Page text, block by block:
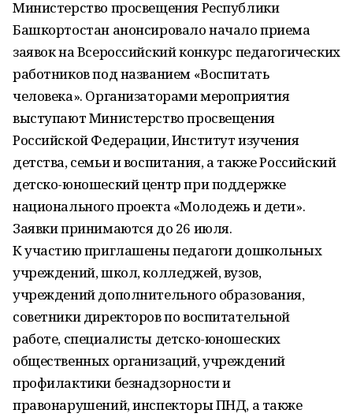
Министерство просвещения Республики
Башкортостан анонсировало начало приема
заявок на Всероссийский конкурс педагогических
работников под названием «Воспитать
человека». Организаторами мероприятия
выступают Министерство просвещения
Российской Федерации, Институт изучения
детства, семьи и воспитания, а также Российский
детско-юношеский центр при поддержке
национального проекта «Молодежь и дети».
Заявки принимаются до 26 июля.
К участию приглашены педагоги дошкольных
учреждений, школ, колледжей, вузов,
учреждений дополнительного образования,
советники директоров по воспитательной
работе, специалисты детско-юношеских
общественных организаций, учреждений
профилактики безнадзорности и
правонарушений, инспекторы ПНД, а также